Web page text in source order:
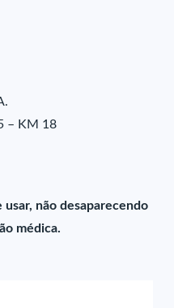
– KM 18
não desaparecendo
médica.